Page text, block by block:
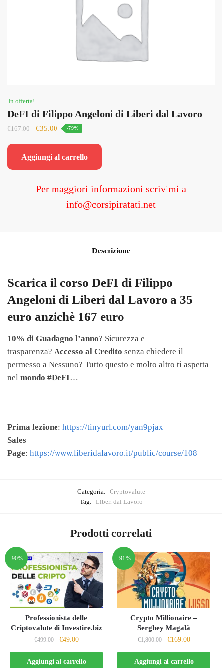
In offerta!
DeFI di Filippo Angeloni di Liberi dal Lavoro
€167.00
Il
era:
€35.00 Il
è:
-79%
Aggiungi al carrello
Per maggiori informazioni scrivimi a
info@corsipiratati.net
Descrizione
Scarica il corso DeFI di Filippo
Angeloni di Liberi dal Lavoro a 35
euro anzichè 167 euro
10% di Guadagno l’anno? Sicurezza e
trasparenza? Accesso al Credito senza chiedere il
permesso a Nessuno? Tutto questo e molto altro ti aspetta
nel mondo #DeFI…
Prima lezione: https://tinyurl.com/yan9pjax
Sales
Page: https://www.liberidalavoro.it/public/course/108
Categoria: Cryptovalute
Tag: Liberi dal Lavoro
Prodotti correlati
-90%
Professionista delle
Criptovalute di Investire.biz
€499.00
Il
prezzo
originale
€49.00Il
prezzo
attuale
Aggiungi al carrello
-91%
Crypto Millionaire –
Serghey Magalà
€1,800.00
Il
prezzo
originale
€169.00Il
prezzo
attuale
Aggiungi al carrello